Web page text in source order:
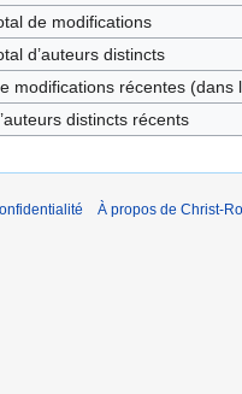
de modifications
d’auteurs distincts
modifications récentes (dans
distincts récents
À propos de Christ-